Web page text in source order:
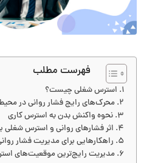
فهرست مطلب
استرس شغلی چیست؟
محرک‌های رایج فشار روانی در
نحوه واکنش بدن به استرس کاری
اثر فشارهای روانی و استرس
راهکارهایی برای مدیریت فشار
مدیریت رایج‌ترین موقعیت‌های